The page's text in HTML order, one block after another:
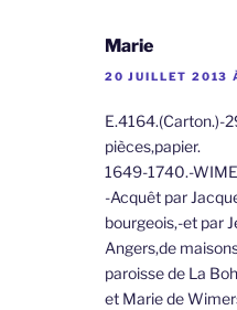
Marie
20 JUILLET 2013
E.4164.(Carton.)-
pièces,papier.
1649-1740.-
-Acquêt par
bourgeois,-et par
Angers,de
paroisse de La
et Marie de